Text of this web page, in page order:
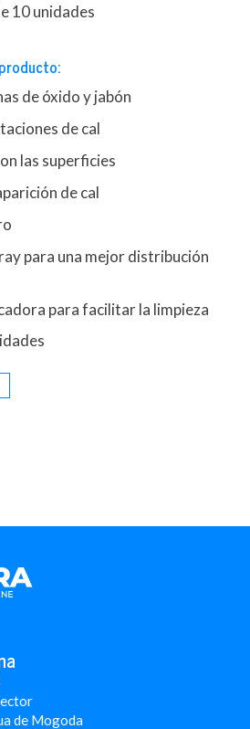
10 unidades
de óxido y jabón
de cal
las superficies
de cal
para una mejor distribución
para facilitar la limpieza
de Mogoda